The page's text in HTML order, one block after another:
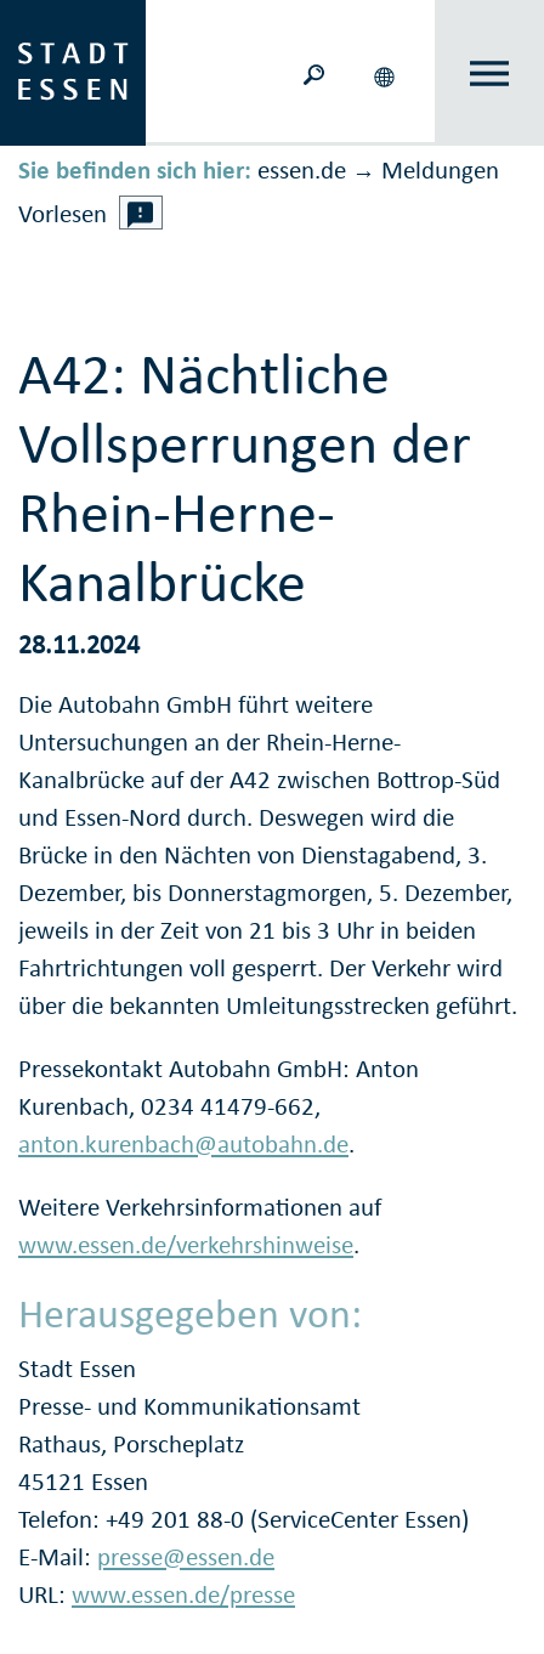
Sie befinden sich hier: essen.de → Meldungen
Vorlesen
A42: Nächtliche
Vollsperrungen der
Rhein-Herne-
Kanalbrücke
28.11.2024
Die Autobahn GmbH führt weitere
Untersuchungen an der Rhein-Herne-
Kanalbrücke auf der A42 zwischen Bottrop-Süd
und Essen-Nord durch. Deswegen wird die
Brücke in den Nächten von Dienstagabend, 3.
Dezember, bis Donnerstagmorgen, 5. Dezember,
jeweils in der Zeit von 21 bis 3 Uhr in beiden
Fahrtrichtungen voll gesperrt. Der Verkehr wird
über die bekannten Umleitungsstrecken geführt.
Pressekontakt Autobahn GmbH: Anton
Kurenbach, 0234 41479-662,
anton.kurenbach@autobahn.de.
Weitere Verkehrsinformationen auf
www.essen.de/verkehrshinweise.
Herausgegeben von:
Stadt Essen
Presse- und Kommunikationsamt
Rathaus, Porscheplatz
45121 Essen
Telefon: +49 201 88-0 (ServiceCenter Essen)
E-Mail: presse@essen.de
URL: www.essen.de/presse